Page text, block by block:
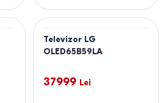
Televizor LG
OLED65B59LA
37999 Lei